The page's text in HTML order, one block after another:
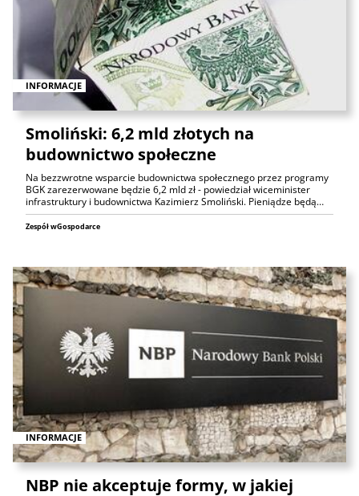
INFORMACJE
Smoliński: 6,2 mld złotych na
budownictwo społeczne
Na bezzwrotne wsparcie budownictwa społecznego przez programy
BGK zarezerwowane będzie 6,2 mld zł - powiedział wiceminister
infrastruktury i budownictwa Kazimierz Smoliński. Pieniądze będą…
Zespół wGospodarce
INFORMACJE
NBP nie akceptuje formy, w jakiej